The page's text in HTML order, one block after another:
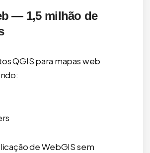
— 1,5 milhão de
QGIS para mapas web
de WebGIS sem